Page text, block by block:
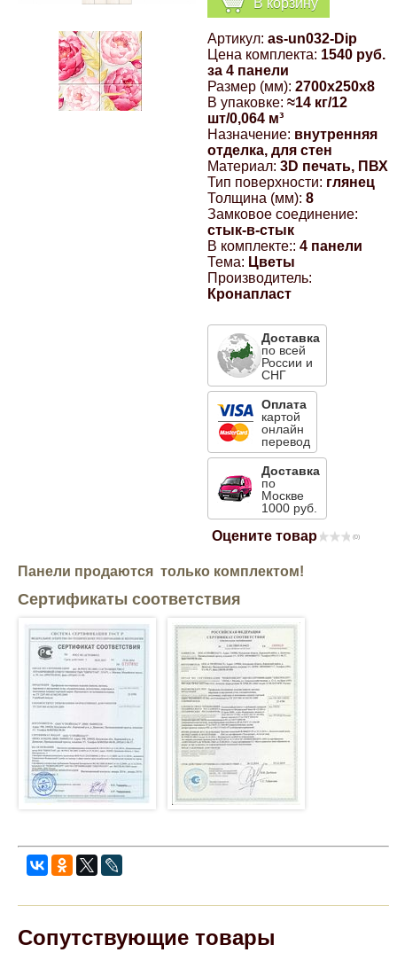
Артикул: as-un032-Dip
Цена комплекта: 1540 руб.
за 4 панели
Размер (мм): 2700x250x8
В упаковке: ≈14 кг/12
шт/0,064 м³
Назначение: внутренняя
отделка, для стен
Материал: 3D печать, ПВХ
Тип поверхности: глянец
Толщина (мм): 8
Замковое соединение:
стык-в-стык
В комплекте:: 4 панели
Тема: Цветы
Производитель:
Кронапласт
Доставка
по всей
России и
СНГ
Оплата
картой
онлайн
перевод
Доставка
по
Москве
1000 руб.
Оцените товар (0)
Панели продаются только комплектом!
Сертификаты соответствия
Сопутствующие товары
Компрессионные фитинги Poliext
Hyundai
Suzuki
Volkswagen
УАЗ
Дополнительные товары
Флуоресцентные краски
Шпатлевки, штукатурки
Эмали универсальные акриловые
Магнитные панели на холодильник